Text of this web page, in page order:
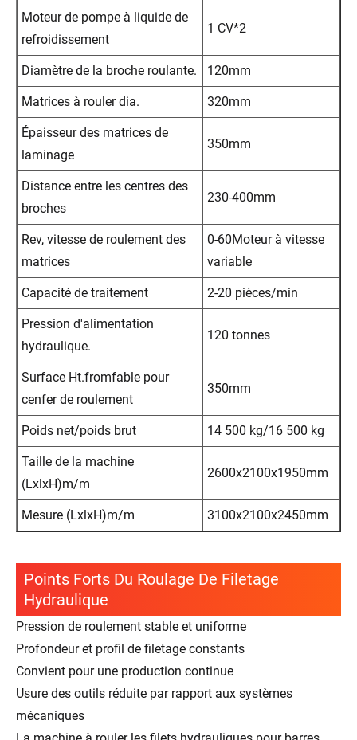
Moteur de pompe à liquide de
refroidissement
1 CV*2
Diamètre de la broche roulante. 120mm
Matrices à rouler dia. 320mm
Épaisseur des matrices de
laminage
350mm
Distance entre les centres des
broches
230-400mm
Rev, vitesse de roulement des
matrices
0-60Moteur à vitesse
variable
Capacité de traitement 2-20 pièces/min
Pression d'alimentation
hydraulique.
120 tonnes
Surface Ht.fromfable pour
cenfer de roulement
350mm
Poids net/poids brut 14 500 kg/16 500 kg
Taille de la machine
(LxlxH)m/m
2600x2100x1950mm
Mesure (LxlxH)m/m 3100x2100x2450mm
Points Forts Du Roulage De Filetage
Hydraulique
Pression de roulement stable et uniforme
Profondeur et profil de filetage constants
Convient pour une production continue
Usure des outils réduite par rapport aux systèmes
mécaniques